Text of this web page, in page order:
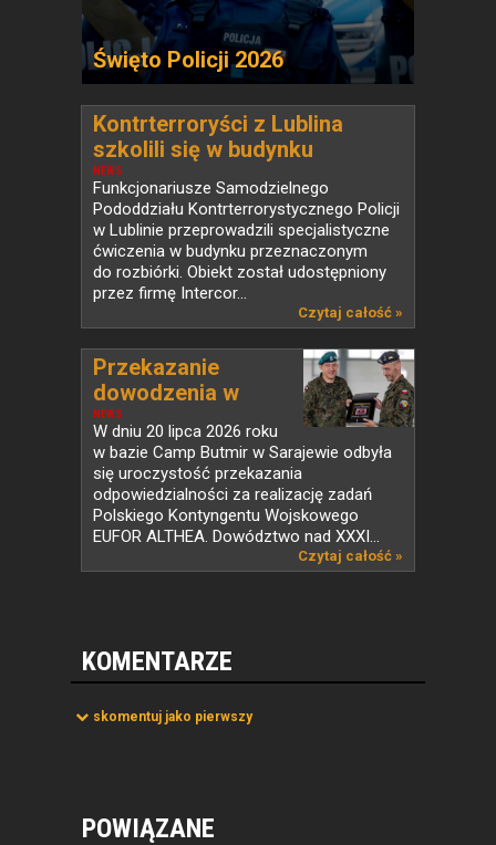
Święto Policji 2026
NEWS
Kontrterroryści z Lublina
szkolili się w budynku
przeznaczonym do rozbiórki
Funkcjonariusze Samodzielnego
Pododdziału Kontrterrorystycznego Policji
w Lublinie przeprowadzili specjalistyczne
ćwiczenia w budynku przeznaczonym
do rozbiórki. Obiekt został udostępniony
przez firmę Intercor...
Czytaj całość »
NEWS
Przekazanie
dowodzenia w
PKW...
W dniu 20 lipca 2026 roku
w bazie Camp Butmir w Sarajewie odbyła
się uroczystość przekazania
odpowiedzialności za realizację zadań
Polskiego Kontyngentu Wojskowego
EUFOR ALTHEA. Dowództwo nad XXXI...
Czytaj całość »
KOMENTARZE
skomentuj jako pierwszy
POWIĄZANE